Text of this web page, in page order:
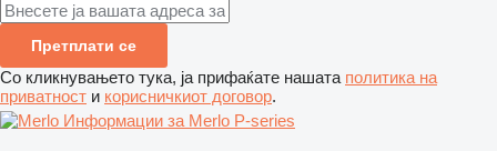
Претплати се
Со кликнувањето тука, ја прифаќате нашата политика на
приватност и корисничкиот договор.
Информации за Merlo P-series